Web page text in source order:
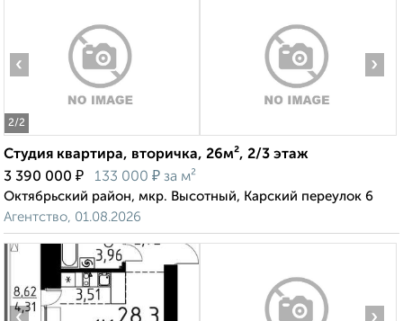
2/2
‹ ›
Студия квартира, вторичка, 26м², 2/3 этаж
3 390 000 ₽ 133 000 ₽ за м²
Октябрьский район, мкр. Высотный, Карский переулок 6
Агентство, 01.08.2026